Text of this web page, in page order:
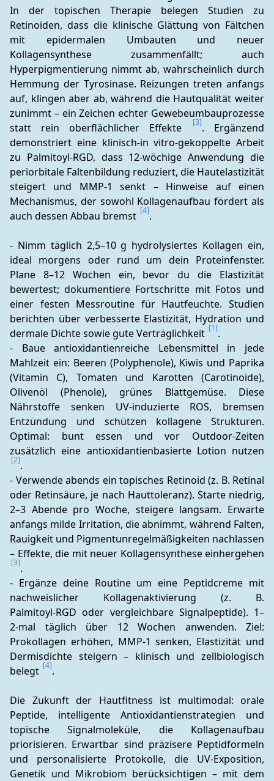
In der topischen Therapie belegen Studien zu
Retinoiden, dass die klinische Glättung von Fältchen
mit epidermalen Umbauten und neuer
Kollagensynthese zusammenfällt; auch
Hyperpigmentierung nimmt ab, wahrscheinlich durch
Hemmung der Tyrosinase. Reizungen treten anfangs
auf, klingen aber ab, während die Hautqualität weiter
zunimmt – ein Zeichen echter Gewebeumbauprozesse
statt rein oberflächlicher Effekte
[3]. Ergänzend
demonstriert eine klinisch‑in vitro‑gekoppelte Arbeit
zu Palmitoyl‑RGD, dass 12‑wöchige Anwendung die
periorbitale Faltenbildung reduziert, die Hautelastizität
steigert und MMP‑1 senkt – Hinweise auf einen
Mechanismus, der sowohl Kollagenaufbau fördert als
auch dessen Abbau bremst [4].
- Nimm täglich 2,5–10 g hydrolysiertes Kollagen ein,
ideal morgens oder rund um dein Proteinfenster.
Plane 8–12 Wochen ein, bevor du die Elastizität
bewertest; dokumentiere Fortschritte mit Fotos und
einer festen Messroutine für Hautfeuchte. Studien
berichten über verbesserte Elastizität, Hydration und
dermale Dichte sowie gute Verträglichkeit [1].
- Baue antioxidantienreiche Lebensmittel in jede
Mahlzeit ein: Beeren (Polyphenole), Kiwis und Paprika
(Vitamin C), Tomaten und Karotten (Carotinoide),
Olivenöl (Phenole), grünes Blattgemüse. Diese
Nährstoffe senken UV‑induzierte ROS, bremsen
Entzündung und schützen kollagene Strukturen.
Optimal: bunt essen und vor Outdoor-Zeiten
[2].
- Verwende abends ein topisches Retinoid (z. B. Retinal
oder Retinsäure, je nach Hauttoleranz). Starte niedrig,
2–3 Abende pro Woche, steigere langsam. Erwarte
anfangs milde Irritation, die abnimmt, während Falten,
Rauigkeit und Pigmentunregelmäßigkeiten nachlassen
[3].
- Ergänze deine Routine um eine Peptidcreme mit
nachweislicher Kollagenaktivierung (z. B.
Palmitoyl‑RGD oder vergleichbare Signalpeptide). 1–
2‑mal täglich über 12 Wochen anwenden. Ziel:
Prokollagen erhöhen, MMP‑1 senken, Elastizität und
Dermisdichte steigern – klinisch und zellbiologisch
belegt [4].
Die Zukunft der Hautfitness ist multimodal: orale
Peptide, intelligente Antioxidantienstrategien und
topische Signalmoleküle, die Kollagenaufbau
priorisieren. Erwartbar sind präzisere Peptidformeln
und personalisierte Protokolle, die UV‑Exposition,
Genetik und Mikrobiom berücksichtigen – mit dem